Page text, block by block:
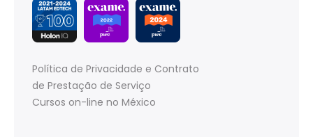
Política de Privacidade e Contrato
de Prestação de Serviço
Cursos on-line no México